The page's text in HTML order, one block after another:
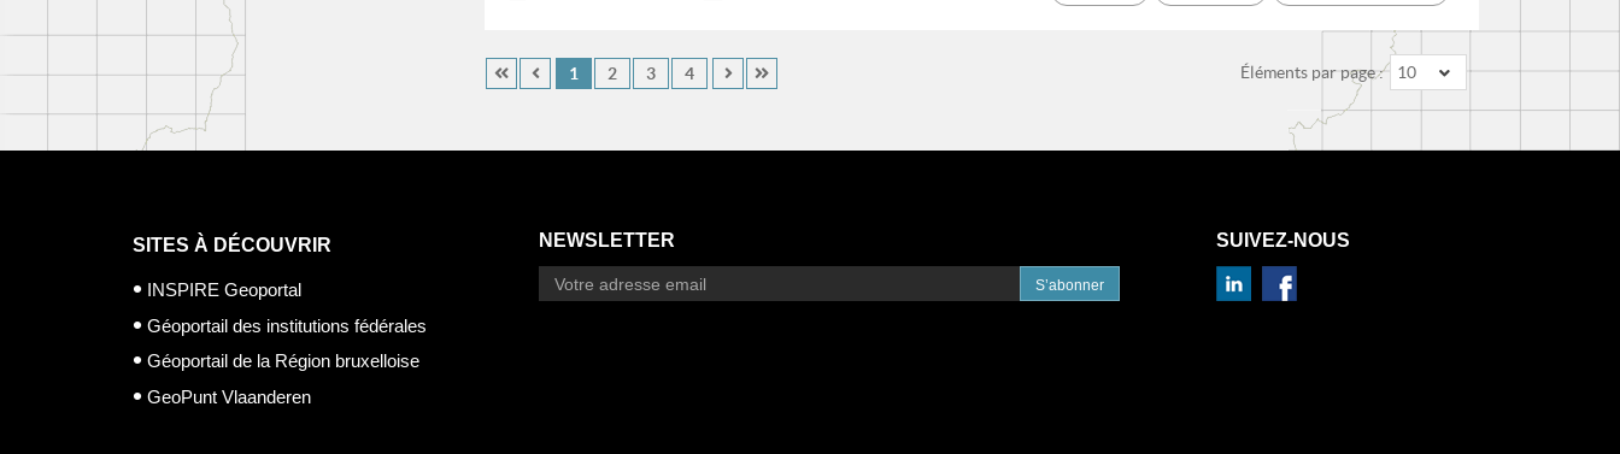
Éléments par page : 10
1 2 3 4
SITES À DÉCOUVRIR
INSPIRE Geoportal
Géoportail des institutions fédérales
Géoportail de la Région bruxelloise
GeoPunt Vlaanderen
NEWSLETTER
S’abonner
SUIVEZ-NOUS